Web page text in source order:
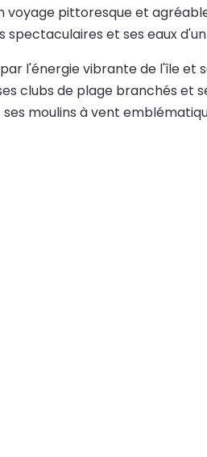
pittoresque et
et ses eaux
l'énergie vibrante de l'île
clubs de plage branchés et
moulins à vent